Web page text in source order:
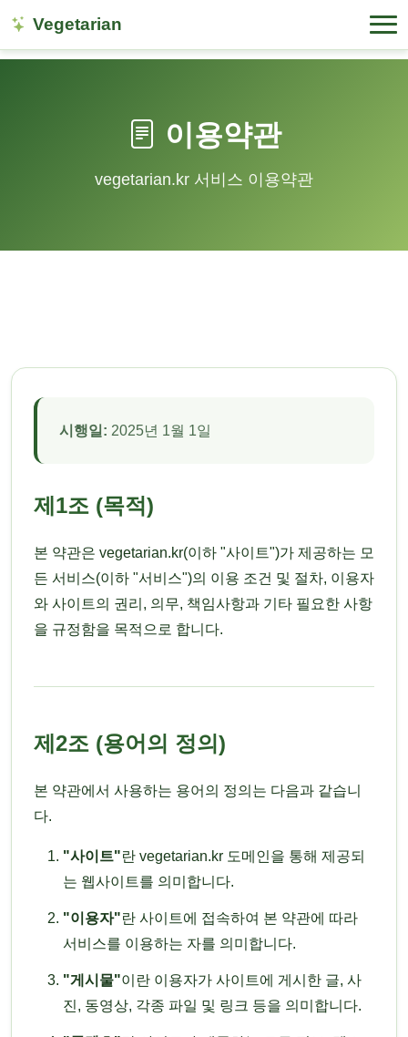
Vegetarian
이용약관
vegetarian.kr 서비스 이용약관
시행일: 2025년 1월 1일
제1조 (목적)
본 약관은 vegetarian.kr(이하 "사이트")가 제공하는 모
든 서비스(이하 "서비스")의 이용 조건 및 절차, 이용자
와 사이트의 권리, 의무, 책임사항과 기타 필요한 사항
을 규정함을 목적으로 합니다.
제2조 (용어의 정의)
본 약관에서 사용하는 용어의 정의는 다음과 같습니
다.
"사이트"란 vegetarian.kr 도메인을 통해 제공되
는 웹사이트를 의미합니다.
"이용자"란 사이트에 접속하여 본 약관에 따라
서비스를 이용하는 자를 의미합니다.
"게시물"이란 이용자가 사이트에 게시한 글, 사
진, 동영상, 각종 파일 및 링크 등을 의미합니다.